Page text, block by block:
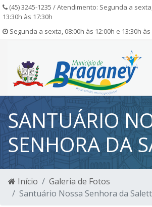
(45) 3245-1235 / Atendimento: Segunda a
13:30h às 17:30h
Segunda a sexta, 08:00h às 12:00h e 13:30h às
SANTUÁRIO
SENHORA DA
Início
Galeria de Fotos
Santuário Nossa Senhora da